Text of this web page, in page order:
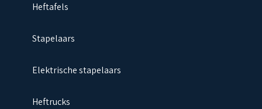
Heftafels
Stapelaars
Elektrische stapelaars
Heftrucks